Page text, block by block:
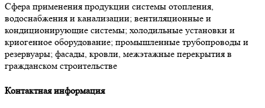
Сфера применения продукции системы отопления,
водоснабжения и канализации; вентиляционные и
кондиционирующие системы; холодильные установки и
криогенное оборудование; промышленные трубопроводы и
резервуары; фасады, кровли, межэтажные перекрытия в
гражданском строительстве
Контактная информация